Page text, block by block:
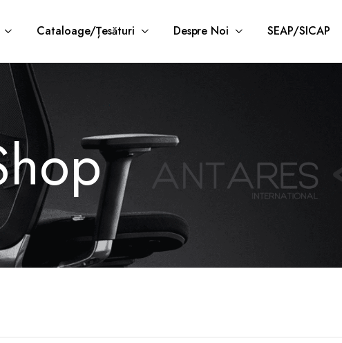
Cataloage/Țesături Despre Noi SEAP/SICAP
Shop